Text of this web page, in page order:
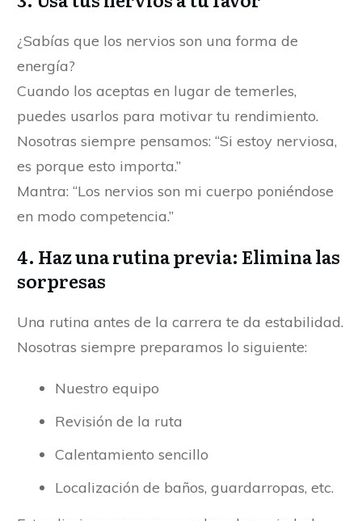
¿Sabías que los nervios son una forma de
energía?
Cuando los aceptas en lugar de temerles,
puedes usarlos para motivar tu rendimiento.
Nosotras siempre pensamos: “Si estoy nerviosa,
es porque esto importa.”
Mantra: “Los nervios son mi cuerpo poniéndose
en modo competencia.”
4. Haz una rutina previa: Elimina las
sorpresas
Una rutina antes de la carrera te da estabilidad.
Nosotras siempre preparamos lo siguiente:
Nuestro equipo
Revisión de la ruta
Calentamiento sencillo
Localización de baños, guardarropas, etc.